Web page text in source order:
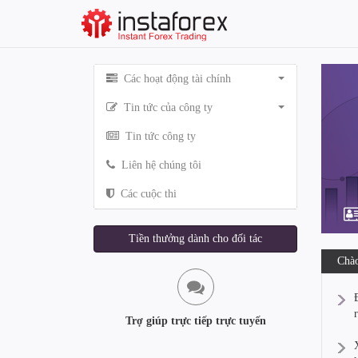
Các hoạt động tài chính
Tin tức của công ty
Tin tức công ty
Liên hệ chúng tôi
Các cuộc thi
Tiền thưởng dành cho đối tác
Trợ giúp trực tiếp trực tuyến